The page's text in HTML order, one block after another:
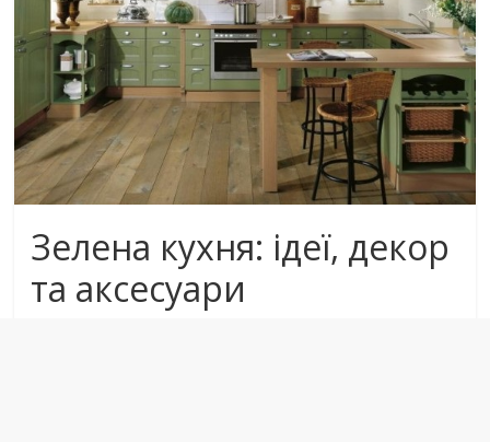
Зелена кухня: ідеї, декор
та аксесуари